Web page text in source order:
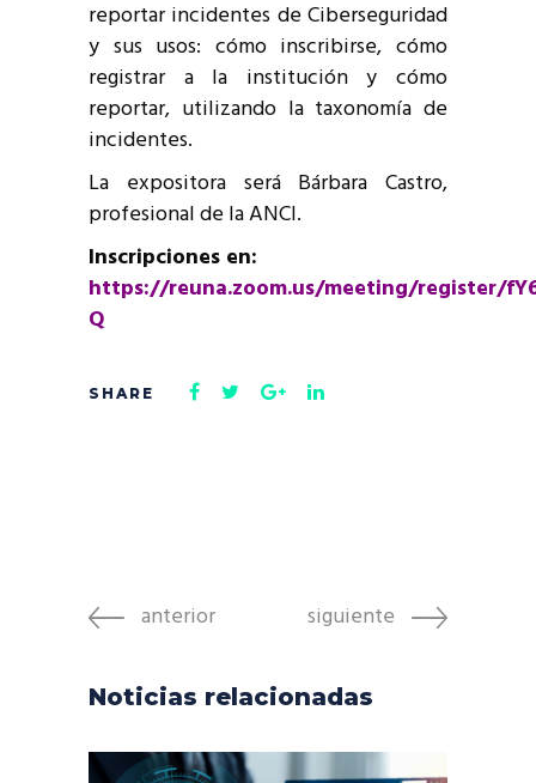
reportar incidentes de Ciberseguridad
y sus usos: cómo inscribirse, cómo
registrar a la institución y cómo
reportar, utilizando la taxonomía de
incidentes.
La expositora será Bárbara Castro,
profesional de la ANCI.
Inscripciones en:
https://reuna.zoom.us/meeting/register/
Q
anterior siguiente
Noticias relacionadas